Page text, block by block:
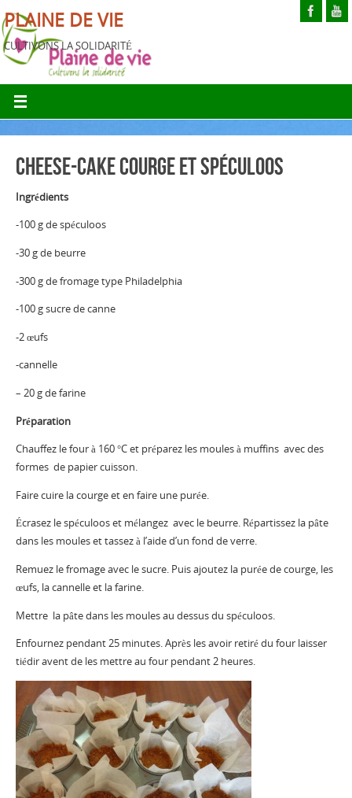
PLAINE DE VIE
CULTIVONS LA SOLIDARITÉ
Cheese-cake courge et spéculoos
Ingrédients
-100 g de spéculoos
-30 g de beurre
-300 g de fromage type Philadelphia
-100 g sucre de canne
-2 œufs
-cannelle
– 20 g de farine
Préparation
Chauffez le four à 160 °C et préparez les moules à muffins avec des
formes de papier cuisson.
Faire cuire la courge et en faire une purée.
Écrasez le spéculoos et mélangez avec le beurre. Répartissez la pâte
dans les moules et tassez à l’aide d’un fond de verre.
Remuez le fromage avec le sucre. Puis ajoutez la purée de courge, les
œufs, la cannelle et la farine.
Mettre la pâte dans les moules au dessus du spéculoos.
Enfournez pendant 25 minutes. Après les avoir retiré du four laisser
tiédir avent de les mettre au four pendant 2 heures.